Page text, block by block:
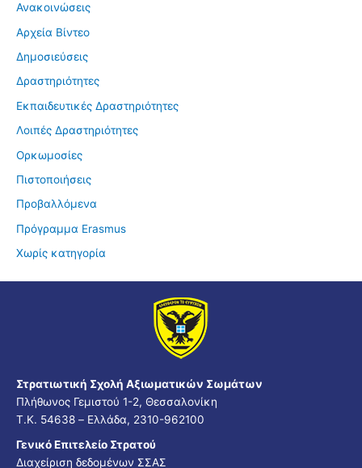
Ανακοινώσεις
Αρχεία Βίντεο
Δημοσιεύσεις
Δραστηριότητες
Εκπαιδευτικές Δραστηριότητες
Λοιπές Δραστηριότητες
Ορκωμοσίες
Πιστοποιήσεις
Προβαλλόμενα
Πρόγραμμα Erasmus
Χωρίς κατηγορία
Στρατιωτική Σχολή Αξιωματικών Σωμάτων
Πλήθωνος Γεμιστού 1-2, Θεσσαλονίκη
Τ.Κ. 54638 – Ελλάδα, 2310-962100
Γενικό Επιτελείο Στρατού
Διαχείριση δεδομένων ΣΣΑΣ